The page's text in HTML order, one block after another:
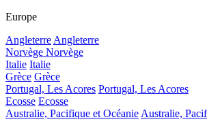
Europe
Angleterre Angleterre
Norvège Norvège
Italie Italie
Grèce Grèce
Portugal, Les Acores Portugal, Les Acores
Ecosse Ecosse
Australie, Pacifique et Océanie Australie,